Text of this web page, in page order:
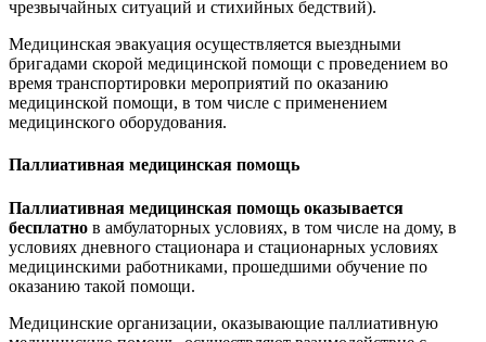
чрезвычайных ситуаций и стихийных бедствий).
Медицинская эвакуация осуществляется выездными
бригадами скорой медицинской помощи с проведением во
время транспортировки мероприятий по оказанию
медицинской помощи, в том числе с применением
медицинского оборудования.
Паллиативная медицинская помощь
Паллиативная медицинская помощь оказывается
бесплатно в амбулаторных условиях, в том числе на дому, в
условиях дневного стационара и стационарных условиях
медицинскими работниками, прошедшими обучение по
оказанию такой помощи.
Медицинские организации, оказывающие паллиативную